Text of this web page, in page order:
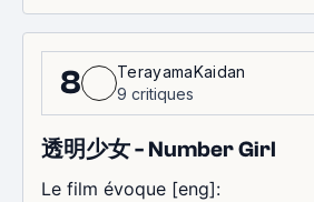
8
TerayamaKaidan
9 critiques
透明少女 - Number Girl
Le film évoque [eng]: